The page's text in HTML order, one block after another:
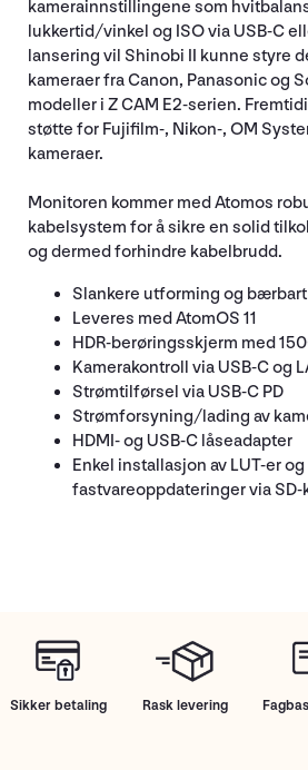
kamerainnstillingene som
lukkertid/vinkel og ISO via USB-C
lansering vil Shinobi II kunne styre
kameraer fra Canon, Panasonic og
modeller i Z CAM E2-serien.
støtte for Fujifilm-, Nikon-, OM
kameraer.
Monitoren kommer med Atomos
kabelsystem for å sikre en solid
og dermed forhindre kabelbrudd.
Slankere utforming og
Leveres med AtomOS 11
HDR-berøringsskjerm med
Kamerakontroll via USB-C og
Strømtilførsel via USB-C PD
Strømforsyning/lading av
HDMI- og USB-C låseadapter
Enkel installasjon av LUT-er og
fastvareoppdateringer via SD-
Sikker betaling Rask levering